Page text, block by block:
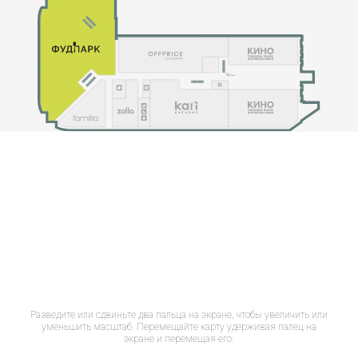
Разведите или сдвиньте два пальца на экране, чтобы увеличить или
уменьшить масштаб. Перемещайте карту удерживая палец на
экране и перемещая его.